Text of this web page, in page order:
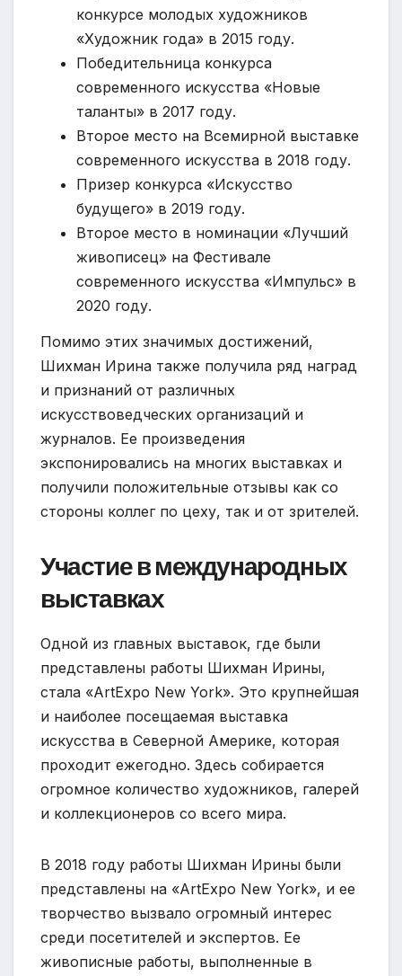
конкурсе молодых художников
«Художник года» в 2015 году.
Победительница конкурса
современного искусства «Новые
таланты» в 2017 году.
Второе место на Всемирной выставке
современного искусства в 2018 году.
Призер конкурса «Искусство
будущего» в 2019 году.
Второе место в номинации «Лучший
живописец» на Фестивале
современного искусства «Импульс» в
2020 году.
Помимо этих значимых достижений,
Шихман Ирина также получила ряд наград
и признаний от различных
искусствоведческих организаций и
журналов. Ее произведения
экспонировались на многих выставках и
получили положительные отзывы как со
стороны коллег по цеху, так и от зрителей.
Участие в международных
выставках
Одной из главных выставок, где были
представлены работы Шихман Ирины,
стала «ArtExpo New York». Это крупнейшая
и наиболее посещаемая выставка
искусства в Северной Америке, которая
проходит ежегодно. Здесь собирается
огромное количество художников, галерей
и коллекционеров со всего мира.
В 2018 году работы Шихман Ирины были
представлены на «ArtExpo New York», и ее
творчество вызвало огромный интерес
среди посетителей и экспертов. Ее
живописные работы, выполненные в